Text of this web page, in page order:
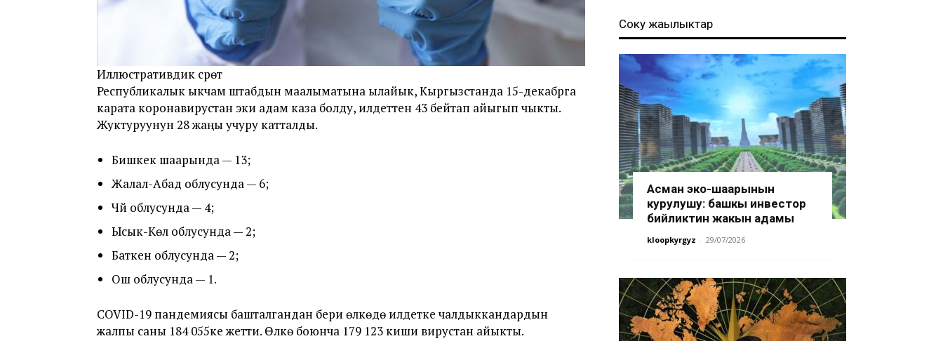
Иллюстративдик сүрөт
Республикалык ыкчам штабдын маалыматына ылайык, Кыргызстанда 15-декабрга
карата коронавирустан эки адам каза болду, илдеттен 43 бейтап айыгып чыкты.
Жуктуруунун 28 жаңы учуру катталды.
Бишкек шаарында — 13;
Жалал-Абад облусунда — 6;
Чүй облусунда — 4;
Ысык-Көл облусунда — 2;
Баткен облусунда — 2;
Ош облусунда — 1.
COVID-19 пандемиясы башталгандан бери өлкөдө илдетке чалдыккандардын
жалпы саны 184 055ке жетти. Өлкө боюнча 179 123 киши вирустан айыкты.
Соңку жаңылыктар
Асман эко-шаарынын
курулушу: башкы инвестор
бийликтин жакын адамы
kloopkyrgyz - 29/07/2026